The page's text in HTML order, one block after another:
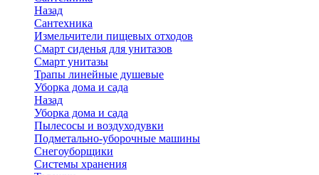
Назад
Сантехника
Измельчители пищевых отходов
Смарт сиденья для унитазов
Смарт унитазы
Трапы линейные душевые
Уборка дома и сада
Назад
Уборка дома и сада
Пылесосы и воздуходувки
Подметально-уборочные машины
Снегоуборщики
Системы хранения